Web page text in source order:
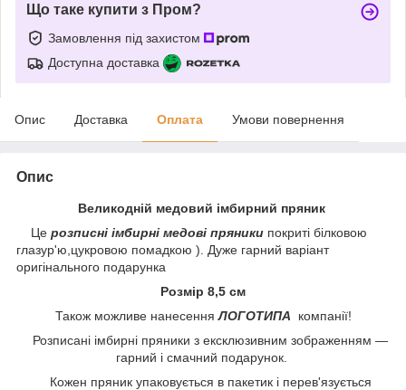
Що таке купити з Пром?
Замовлення під захистом
Доступна доставка
Опис Доставка Оплата Умови повернення
Опис
Великодній медовий імбирний пряник
Це розписні імбирні медові пряники покриті білковою
глазур'ю,цукровою помадкою ). Дуже гарний варіант
оригінального подарунка
Розмір 8,5 см
Також можливе нанесенняЛОГОТИПА
компанії!
Розписані імбирні пряники з ексклюзивним зображенням —
гарний і смачний подарунок.
Кожен пряник упаковується в пакетик і перев'язується